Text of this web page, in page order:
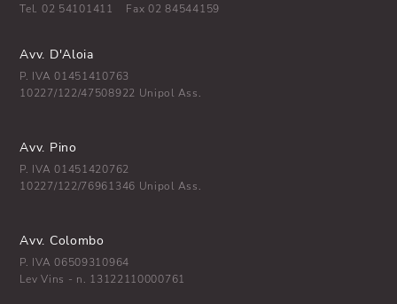
Tel. 02 54101411 Fax 02 84544159
Avv. D'Aloia
P. IVA 01451410763
10227/122/47508922 Unipol Ass.
Avv. Pino
P. IVA 01451420762
10227/122/76961346 Unipol Ass.
Avv. Colombo
P. IVA 06509310964
Lev Vins - n. 13122110000761